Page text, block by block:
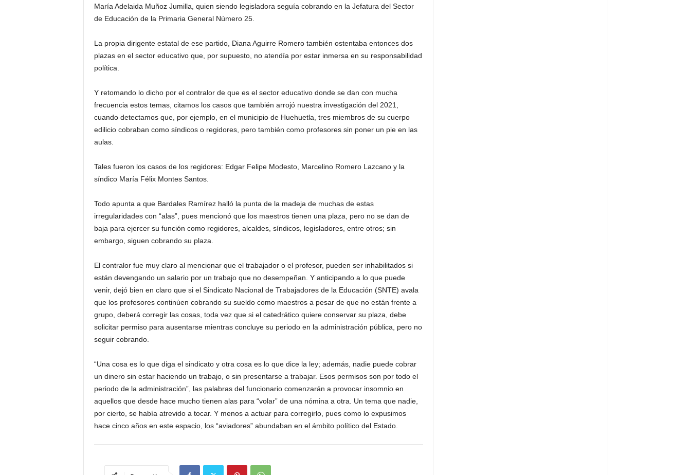
María Adelaida Muñoz Jumilla, quien siendo legisladora seguía cobrando en la Jefatura del Sector
de Educación de la Primaria General Número 25.
La propia dirigente estatal de ese partido, Diana Aguirre Romero también ostentaba entonces dos
plazas en el sector educativo que, por supuesto, no atendía por estar inmersa en su responsabilidad
política.
Y retomando lo dicho por el contralor de que es el sector educativo donde se dan con mucha
frecuencia estos temas, citamos los casos que también arrojó nuestra investigación del 2021,
cuando detectamos que, por ejemplo, en el municipio de Huehuetla, tres miembros de su cuerpo
edilicio cobraban como síndicos o regidores, pero también como profesores sin poner un pie en las
aulas.
Tales fueron los casos de los regidores: Edgar Felipe Modesto, Marcelino Romero Lazcano y la
síndico María Félix Montes Santos.
Todo apunta a que Bardales Ramírez halló la punta de la madeja de muchas de estas
irregularidades con “alas”, pues mencionó que los maestros tienen una plaza, pero no se dan de
baja para ejercer su función como regidores, alcaldes, síndicos, legisladores, entre otros; sin
embargo, siguen cobrando su plaza.
El contralor fue muy claro al mencionar que el trabajador o el profesor, pueden ser inhabilitados si
están devengando un salario por un trabajo que no desempeñan. Y anticipando a lo que puede
venir, dejó bien en claro que si el Sindicato Nacional de Trabajadores de la Educación (SNTE) avala
que los profesores continúen cobrando su sueldo como maestros a pesar de que no están frente a
grupo, deberá corregir las cosas, toda vez que si el catedrático quiere conservar su plaza, debe
solicitar permiso para ausentarse mientras concluye su periodo en la administración pública, pero no
seguir cobrando.
“Una cosa es lo que diga el sindicato y otra cosa es lo que dice la ley; además, nadie puede cobrar
un dinero sin estar haciendo un trabajo, o sin presentarse a trabajar. Esos permisos son por todo el
periodo de la administración”, las palabras del funcionario comenzarán a provocar insomnio en
aquellos que desde hace mucho tienen alas para “volar” de una nómina a otra. Un tema que nadie,
por cierto, se había atrevido a tocar. Y menos a actuar para corregirlo, pues como lo expusimos
hace cinco años en este espacio, los “aviadores” abundaban en el ámbito político del Estado.